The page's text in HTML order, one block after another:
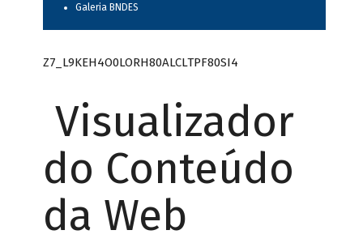
Galeria BNDES
Z7_L9KEH4O0LORH80ALCLTPF80SI4
Visualizador
do Conteúdo
da Web